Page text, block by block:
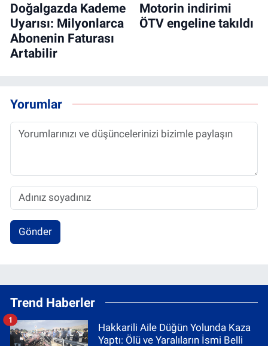
Doğalgazda Kademe
Uyarısı: Milyonlarca
Abonenin Faturası
Artabilir
Motorin indirimi
ÖTV engeline takıldı
Yorumlar
Gönder
Trend Haberler
Hakkarili Aile Düğün Yolunda Kaza
Yaptı: Ölü ve Yaralıların İsmi Belli
1